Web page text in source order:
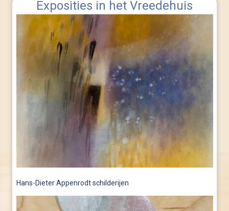
Exposities in het Vreedehuis
Hans-Dieter Appenrodt schilderijen